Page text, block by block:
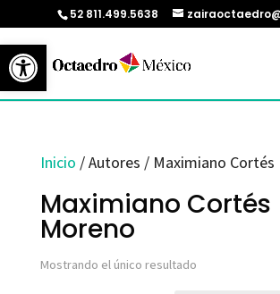
Abrir barra de herramientas
52 811.499.5638
Inicio / Autores / Maximiano Cortés
Maximiano Cortés
Moreno
Mostrando el único resultado